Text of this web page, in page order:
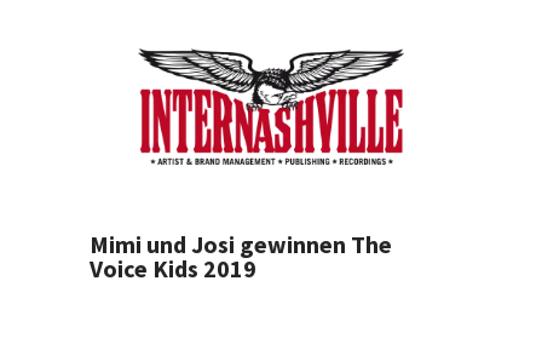
Mimi und Josi gewinnen The
Voice Kids 2019